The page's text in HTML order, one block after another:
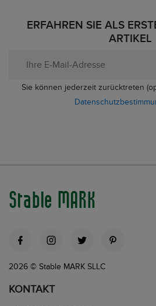
ERFAHREN SIE ALS
ARTIKEL
Sie können jederzeit zurücktreten
Stable MARK
2026 © Stable MARK SLLC
KONTAKT